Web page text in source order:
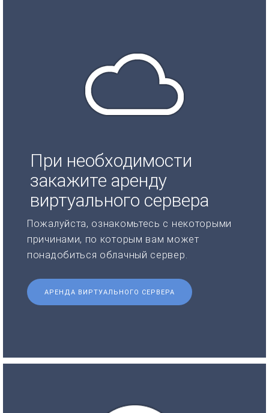
При необходимости
закажите аренду
виртуального сервера
Пожалуйста, ознакомьтесь с некоторыми
причинами, по которым вам может
понадобиться облачный сервер.
АРЕНДА ВИРТУАЛЬНОГО СЕРВЕРА